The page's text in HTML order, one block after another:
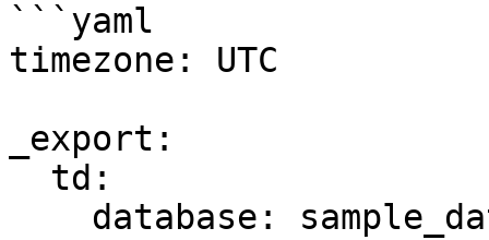
```yaml
timezone: UTC
_export: